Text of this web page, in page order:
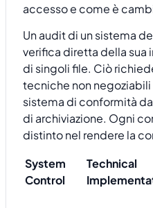
accesso e come è
Un audit di un sistema
verifica diretta della sua
di singoli file. Ciò
tecniche non
sistema di conformità
di archiviazione. Ogni
distinto nel rendere la
System
Control
Technical